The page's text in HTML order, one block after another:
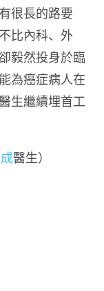
很長的路要
比內科、外
毅然投身於臨
為癌症病人在
生繼續埋首工
醫生）